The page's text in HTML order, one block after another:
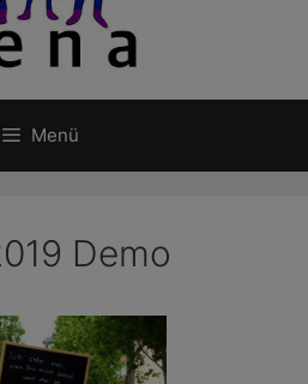
Menü
Demo